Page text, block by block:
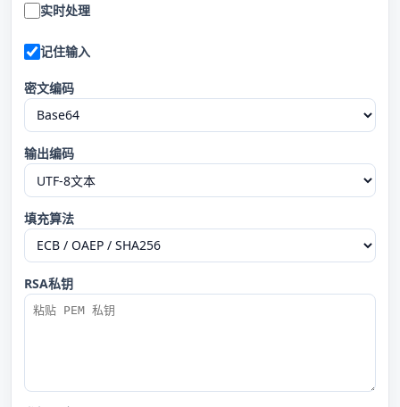
实时处理
记住输入
密文编码
输出编码
填充算法
RSA私钥